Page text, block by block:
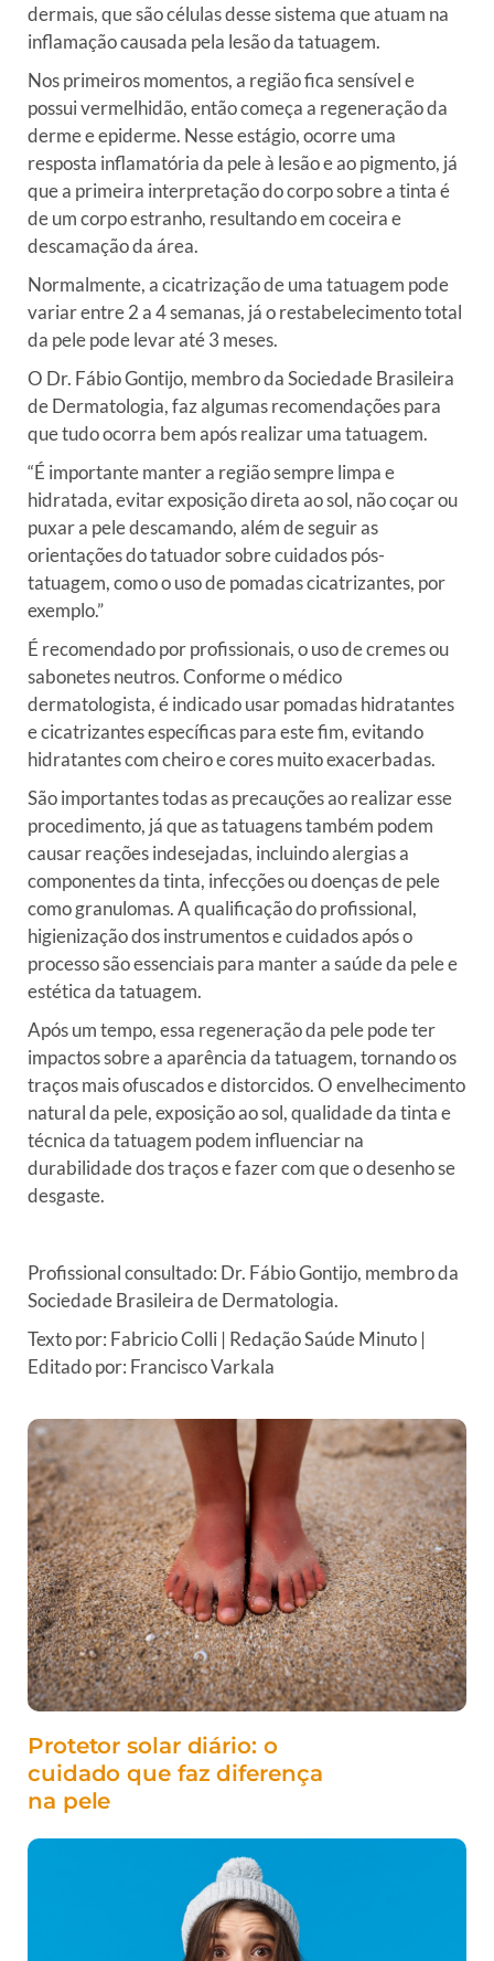
dermais, que são células desse sistema que atuam na
inflamação causada pela lesão da tatuagem.
Nos primeiros momentos, a região fica sensível e
possui vermelhidão, então começa a regeneração da
derme e epiderme. Nesse estágio, ocorre uma
resposta inflamatória da pele à lesão e ao pigmento, já
que a primeira interpretação do corpo sobre a tinta é
de um corpo estranho, resultando em coceira e
descamação da área.
Normalmente, a cicatrização de uma tatuagem pode
variar entre 2 a 4 semanas, já o restabelecimento total
da pele pode levar até 3 meses.
O Dr. Fábio Gontijo, membro da Sociedade Brasileira
de Dermatologia, faz algumas recomendações para
que tudo ocorra bem após realizar uma tatuagem.
“É importante manter a região sempre limpa e
hidratada, evitar exposição direta ao sol, não coçar ou
puxar a pele descamando, além de seguir as
orientações do tatuador sobre cuidados pós-
tatuagem, como o uso de pomadas cicatrizantes, por
exemplo.”
É recomendado por profissionais, o uso de cremes ou
sabonetes neutros. Conforme o médico
dermatologista, é indicado usar pomadas hidratantes
e cicatrizantes específicas para este fim, evitando
hidratantes com cheiro e cores muito exacerbadas.
São importantes todas as precauções ao realizar esse
procedimento, já que as tatuagens também podem
causar reações indesejadas, incluindo alergias a
componentes da tinta, infecções ou doenças de pele
como granulomas. A qualificação do profissional,
higienização dos instrumentos e cuidados após o
processo são essenciais para manter a saúde da pele e
estética da tatuagem.
Após um tempo, essa regeneração da pele pode ter
impactos sobre a aparência da tatuagem, tornando os
traços mais ofuscados e distorcidos. O envelhecimento
natural da pele, exposição ao sol, qualidade da tinta e
técnica da tatuagem podem influenciar na
durabilidade dos traços e fazer com que o desenho se
desgaste.
Profissional consultado: Dr. Fábio Gontijo, membro da
Sociedade Brasileira de Dermatologia.
Texto por: Fabricio Colli | Redação Saúde Minuto |
Editado por: Francisco Varkala
Protetor solar diário: o
cuidado que faz diferença
na pele